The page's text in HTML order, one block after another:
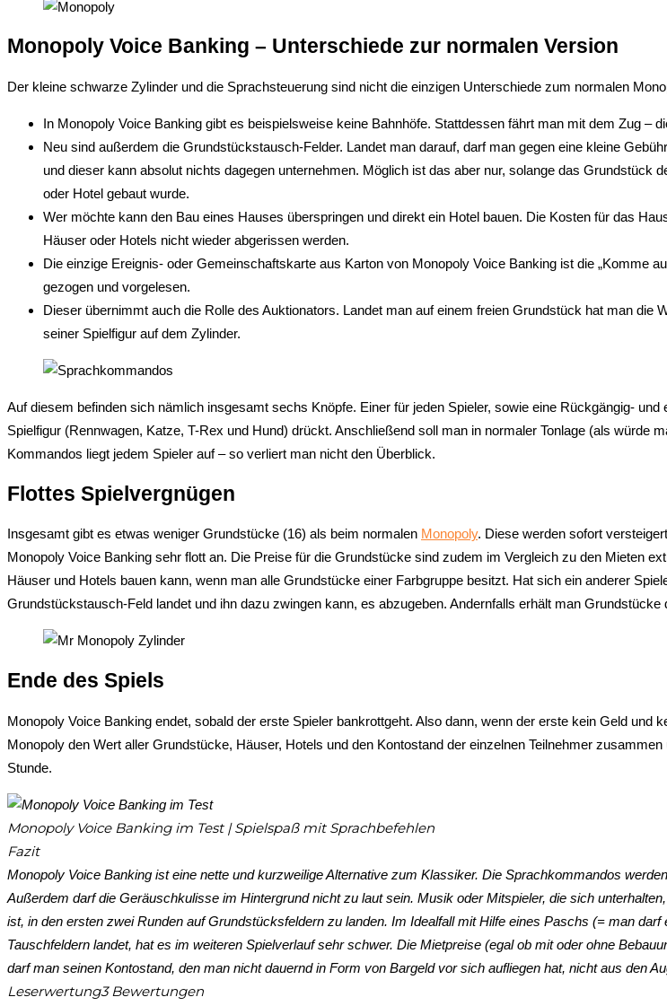
Monopoly Voice Banking – Unterschiede zur normalen Version
Der kleine schwarze Zylinder und die Sprachsteuerung sind nicht die einzigen Unterschiede zum normalen
In Monopoly Voice Banking gibt es beispielsweise keine Bahnhöfe. Stattdessen fährt man mit dem Zug –
Neu sind außerdem die Grundstückstausch-Felder. Landet man darauf, darf man gegen eine kleine
und dieser kann absolut nichts dagegen unternehmen. Möglich ist das aber nur, solange das Grundstück
oder Hotel gebaut wurde.
Wer möchte kann den Bau eines Hauses überspringen und direkt ein Hotel bauen. Die Kosten für das
Häuser oder Hotels nicht wieder abgerissen werden.
Die einzige Ereignis- oder Gemeinschaftskarte aus Karton von Monopoly Voice Banking ist die „Komme
gezogen und vorgelesen.
Dieser übernimmt auch die Rolle des Auktionators. Landet man auf einem freien Grundstück hat man
seiner Spielfigur auf dem Zylinder.
Auf diesem befinden sich nämlich insgesamt sechs Knöpfe. Einer für jeden Spieler, sowie eine Rückgängig-
Spielfigur (Rennwagen, Katze, T-Rex und Hund) drückt. Anschließend soll man in normaler Tonlage (als würde
Kommandos liegt jedem Spieler auf – so verliert man nicht den Überblick.
Flottes Spielvergnügen
Insgesamt gibt es etwas weniger Grundstücke (16) als beim normalen Monopoly. Diese werden sofort
Monopoly Voice Banking sehr flott an. Die Preise für die Grundstücke sind zudem im Vergleich zu den Mieten
Häuser und Hotels bauen kann, wenn man alle Grundstücke einer Farbgruppe besitzt. Hat sich ein anderer
Grundstückstausch-Feld landet und ihn dazu zwingen kann, es abzugeben. Andernfalls erhält man
Ende des Spiels
Monopoly Voice Banking endet, sobald der erste Spieler bankrottgeht. Also dann, wenn der erste kein Geld
Monopoly den Wert aller Grundstücke, Häuser, Hotels und den Kontostand der einzelnen Teilnehmer
Stunde.
Monopoly Voice Banking im Test | Spielspaß mit Sprachbefehlen
Fazit
Monopoly Voice Banking ist eine nette und kurzweilige Alternative zum Klassiker. Die Sprachkommandos
Außerdem darf die Geräuschkulisse im Hintergrund nicht zu laut sein. Musik oder Mitspieler, die sich
ist, in den ersten zwei Runden auf Grundstücksfeldern zu landen. Im Idealfall mit Hilfe eines Paschs (= man
Tauschfeldern landet, hat es im weiteren Spielverlauf sehr schwer. Die Mietpreise (egal ob mit oder ohne
darf man seinen Kontostand, den man nicht dauernd in Form von Bargeld vor sich aufliegen hat, nicht aus den
Leserwertung3 Bewertungen